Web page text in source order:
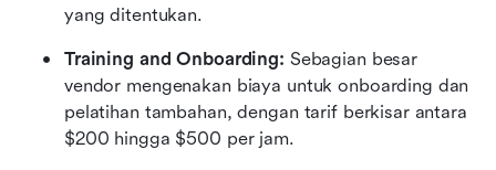
yang ditentukan.
Training and Onboarding: Sebagian besar
vendor mengenakan biaya untuk onboarding dan
pelatihan tambahan, dengan tarif berkisar antara
$200 hingga $500 per jam.